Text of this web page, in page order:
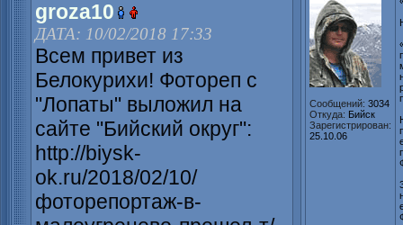
groza10
ДАТА: 10/02/2018 17:33
Всем привет из
Белокурихи! Фотореп с
"Лопаты" выложил на
сайте "Бийский округ":
http://biysk-
ok.ru/2018/02/10/
фоторепортаж-в-
Сообщений: 3034
Откуда: Бийск
Зарегистрирован:
25.10.06